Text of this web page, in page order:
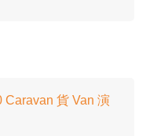
Caravan 貨 Van 演